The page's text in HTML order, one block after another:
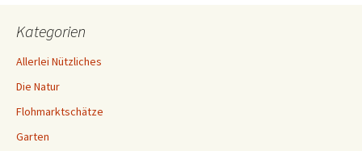
Kategorien
Allerlei Nützliches
Die Natur
Flohmarktschätze
Garten